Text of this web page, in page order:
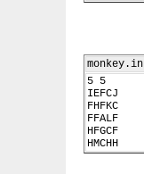
monkey.in
5 5
IEFCJ
FHFKC
FFALF
HFGCF
HMCHH